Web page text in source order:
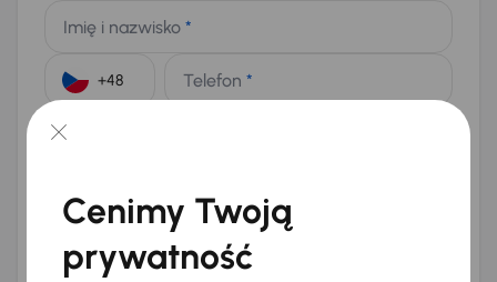
Imię i nazwisko *
Telefon *
E-mail
Na numer telefonu (opcjonalnie)
Wyślij zapytanie
Cenimy Twoją
prywatność